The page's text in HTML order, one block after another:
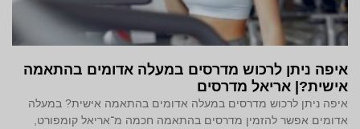
איפה ניתן לרכוש מדרסים במעלה אדומים בהתאמה
אישית?| אריאל מדרסים
איפה ניתן לרכוש מדרסים במעלה אדומים בהתאמה אישית? במעלה
אדומים אפשר להזמין מדרסים בהתאמה חכמה מ־אריאל קומפורט,